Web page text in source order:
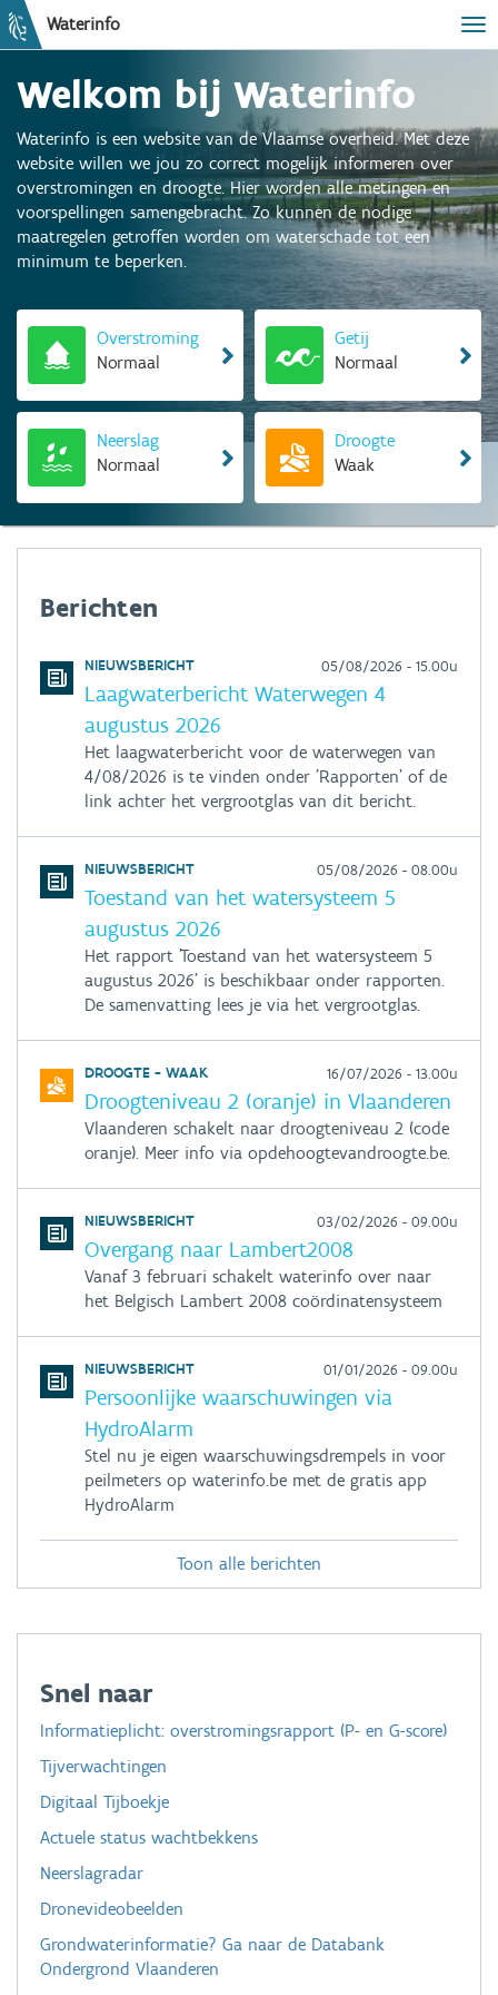
Waterinfo
Welkom bij Waterinfo
Waterinfo is een website van de Vlaamse overheid. Met deze
website willen we jou zo correct mogelijk informeren over
overstromingen en droogte. Hier worden alle metingen en
voorspellingen samengebracht. Zo kunnen de nodige
maatregelen getroffen worden om waterschade tot een
minimum te beperken.
Overstroming
Normaal
Getij
Normaal
Neerslag
Normaal
Droogte
Waak
Berichten
NIEUWSBERICHT 05/08/2026 - 15.00u
Laagwaterbericht Waterwegen 4
augustus 2026
Het laagwaterbericht voor de waterwegen van
4/08/2026 is te vinden onder 'Rapporten' of de
link achter het vergrootglas van dit bericht.
NIEUWSBERICHT 05/08/2026 - 08.00u
Toestand van het watersysteem 5
augustus 2026
Het rapport 'Toestand van het watersysteem 5
augustus 2026' is beschikbaar onder rapporten.
De samenvatting lees je via het vergrootglas.
DROOGTE - WAAK 16/07/2026 - 13.00u
Droogteniveau 2 (oranje) in Vlaanderen
Vlaanderen schakelt naar droogteniveau 2 (code
oranje). Meer info via opdehoogtevandroogte.be.
NIEUWSBERICHT 03/02/2026 - 09.00u
Overgang naar Lambert2008
Vanaf 3 februari schakelt waterinfo over naar
het Belgisch Lambert 2008 coördinatensysteem
NIEUWSBERICHT 01/01/2026 - 09.00u
Persoonlijke waarschuwingen via
HydroAlarm
Stel nu je eigen waarschuwingsdrempels in voor
peilmeters op waterinfo.be met de gratis app
HydroAlarm
Toon alle berichten
Snel naar
Informatieplicht: overstromingsrapport (P- en G-score)
Tijverwachtingen
Digitaal Tijboekje
Actuele status wachtbekkens
Neerslagradar
Dronevideobeelden
Grondwaterinformatie? Ga naar de Databank
Ondergrond Vlaanderen